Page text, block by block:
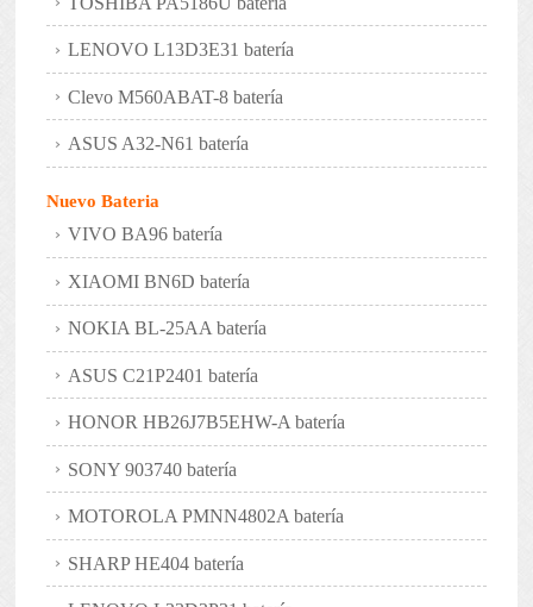
LENOVO L13D3E31 batería
Clevo M560ABAT-8 batería
ASUS A32-N61 batería
Nuevo Bateria
VIVO BA96 batería
XIAOMI BN6D batería
NOKIA BL-25AA batería
ASUS C21P2401 batería
HONOR HB26J7B5EHW-A batería
SONY 903740 batería
MOTOROLA PMNN4802A batería
SHARP HE404 batería